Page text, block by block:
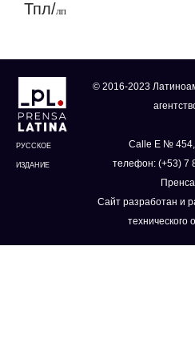
Тпл/лп
РУССКОЕ
ИЗДАНИЕ
© 2016-2023
Calle E № 454,
телефон: (+53) 7
Сайт разработан и
технического